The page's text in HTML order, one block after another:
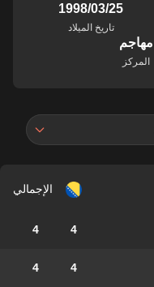
25‏/03‏/1998
تاريخ الميلاد
مهاجم
المركز
الإجمالي
4
4
4
4